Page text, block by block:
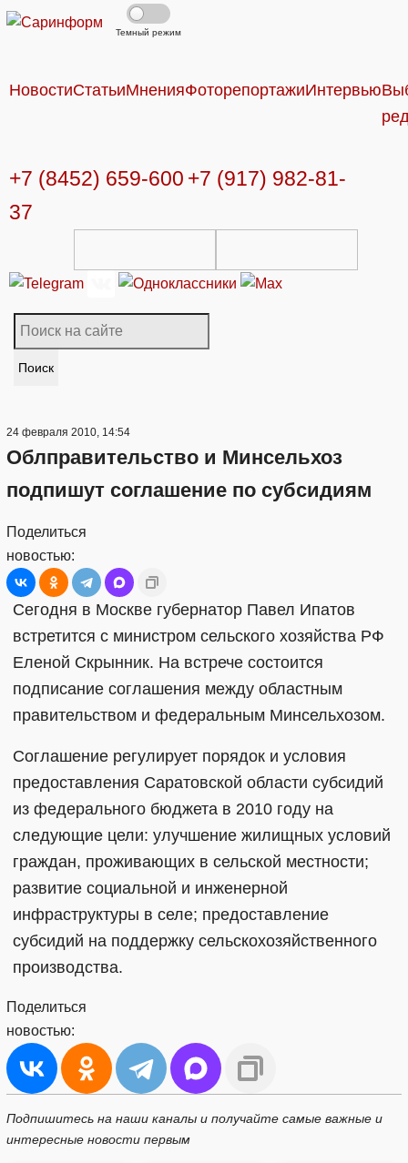
Темный режим
НовостиСтатьиМненияФоторепортажиИнтервью
+7 (8452) 659-600 +7 (917) 982-81-
37
Поиск
24 февраля 2010, 14:54
Облправительство и Минсельхоз
подпишут соглашение по субсидиям
Поделиться
новостью:
Сегодня в Москве губернатор Павел Ипатов
встретится с министром сельского хозяйства РФ
Еленой Скрынник. На встрече состоится
подписание соглашения между областным
правительством и федеральным Минсельхозом.
Соглашение регулирует порядок и условия
предоставления Саратовской области субсидий
из федерального бюджета в 2010 году на
следующие цели: улучшение жилищных условий
граждан, проживающих в сельской местности;
развитие социальной и инженерной
инфраструктуры в селе; предоставление
субсидий на поддержку сельскохозяйственного
производства.
Поделиться
новостью:
Подпишитесь на наши каналы и получайте самые важные и
интересные новости первым